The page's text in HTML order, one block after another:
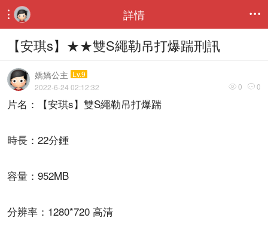
 詳情 
【安琪s】★★雙S繩勒吊打爆踹刑訊
嬌嬌公主 Lv.9
 0  0
2022-6-24 02:12:32
片名：【安琪s】雙S繩勒吊打爆踹
時長：22分鍾
容量：952MB
分辨率：1280*720 高清